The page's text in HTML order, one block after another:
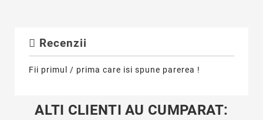
Recenzii
Fii primul / prima care isi spune parerea !
ALTI CLIENTI AU CUMPARAT: